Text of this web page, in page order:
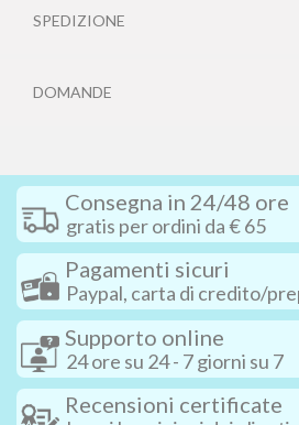
SPEDIZIONE
DOMANDE
Consegna in 24/48 ore
gratis per ordini da € 65
Pagamenti sicuri
Paypal, carta di credito/
Supporto online
24 ore su 24 - 7 giorni su 7
Recensioni certificate